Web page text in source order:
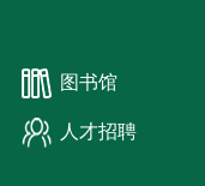
图书馆
人才招聘